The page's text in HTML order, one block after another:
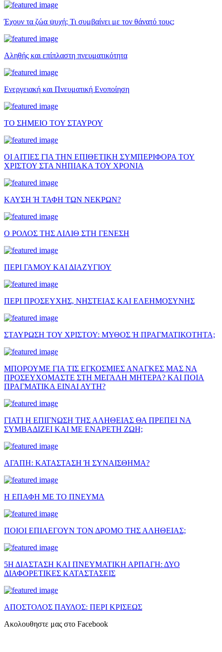
Έχουν τα ζώα ψυχή; Τι συμβαίνει με τον θάνατό τους;
Αληθής και επίπλαστη πνευματικότητα
Ενεργειακή και Πνευματική Ενοποίηση
ΤΟ ΣΗΜΕΙΟ ΤΟΥ ΣΤΑΥΡΟΥ
ΟΙ ΑΙΤΙΕΣ ΓΙΑ ΤΗΝ ΕΠΙΘΕΤΙΚΗ ΣΥΜΠΕΡΙΦΟΡΑ ΤΟΥ
ΧΡΙΣΤΟΥ ΣΤΑ ΝΗΠΙΑΚΑ ΤΟΥ ΧΡΟΝΙΑ
ΚΑΥΣΗ Ή ΤΑΦΗ ΤΩΝ ΝΕΚΡΩΝ?
Ο ΡΟΛΟΣ ΤΗΣ ΛΙΛΙΘ ΣΤΗ ΓΕΝΕΣΗ
ΠΕΡΙ ΓΑΜΟΥ ΚΑΙ ΔΙΑΖΥΓΙΟΥ
ΠΕΡΙ ΠΡΟΣΕΥΧΗΣ, ΝΗΣΤΕΙΑΣ ΚΑΙ ΕΛΕΗΜΟΣΥΝΗΣ
ΣΤΑΥΡΩΣΗ ΤΟΥ ΧΡΙΣΤΟΥ: ΜΥΘΟΣ Ή ΠΡΑΓΜΑΤΙΚΟΤΗΤΑ;
ΜΠΟΡΟΥΜΕ ΓΙΑ ΤΙΣ ΕΓΚΟΣΜΙΕΣ ΑΝΑΓΚΕΣ ΜΑΣ ΝΑ
ΠΡΟΣΕΥΧΟΜΑΣΤΕ ΣΤΗ ΜΕΓΑΛΗ ΜΗΤΕΡΑ? ΚΑΙ ΠΟΙΑ
ΠΡΑΓΜΑΤΙΚΑ ΕΙΝΑΙ ΑΥΤΗ?
ΓΙΑΤΙ Η ΕΠΙΓΝΩΣΗ ΤΗΣ ΑΛΗΘΕΙΑΣ ΘΑ ΠΡΕΠΕΙ ΝΑ
ΣΥΜΒΑΔΙΖΕΙ ΚΑΙ ΜΕ ΕΝΑΡΕΤΗ ΖΩΗ;
ΑΓΑΠΗ: ΚΑΤΑΣΤΑΣΗ Ή ΣΥΝΑΙΣΘΗΜΑ?
Η ΕΠΑΦΗ ΜΕ ΤΟ ΠΝΕΥΜΑ
ΠΟΙΟΙ ΕΠΙΛΕΓΟΥΝ ΤΟΝ ΔΡΟΜΟ ΤΗΣ ΑΛΗΘΕΙΑΣ;
5Η ΔΙΑΣΤΑΣΗ ΚΑΙ ΠΝΕΥΜΑΤΙΚΗ ΑΡΠΑΓΗ: ΔΥΟ
ΔΙΑΦΟΡΕΤΙΚΕΣ ΚΑΤΑΣΤΑΣΕΙΣ
ΑΠΟΣΤΟΛΟΣ ΠΑΥΛΟΣ: ΠΕΡΙ ΚΡΙΣΕΩΣ
Ακολουθηστε μας στο Facebook